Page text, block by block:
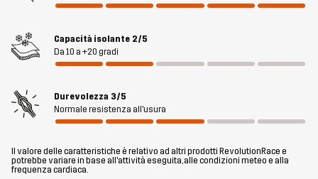
per uno stile di vita attivo all’aria aperta.
Il modello è alto 171 cm e indossa una taglia S
Materiale 1 100% Poliestere (Riciclato)
Materiale 1
Retro
100% Poliestere (Riciclato)
Capacità isolante 2/5
Da 10 a +20 gradi
Durevolezza 3/5
Normale resistenza all'usura
Il valore delle caratteristiche è relativo ad altri prodotti RevolutionRace e
potrebbe variare in base all'attività eseguita, alle condizioni meteo e alla
frequenza cardiaca.